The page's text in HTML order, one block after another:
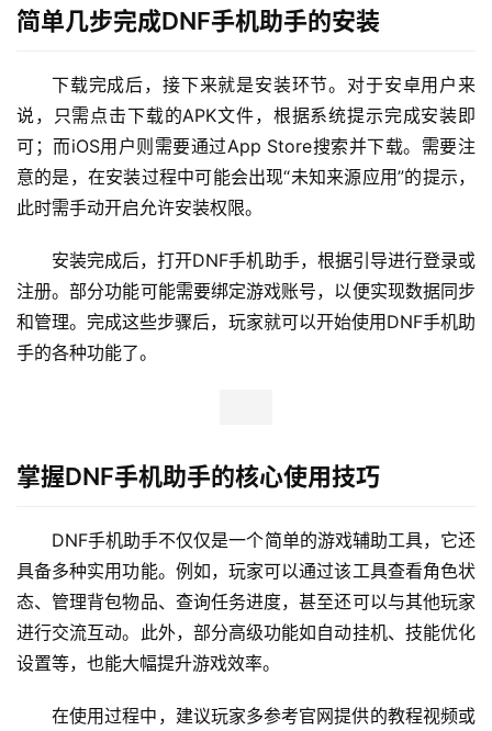
简单几步完成DNF手机助手的安装
下载完成后，接下来就是安装环节。对于安卓用户来
说，只需点击下载的APK文件，根据系统提示完成安装即
可；而iOS用户则需要通过App Store搜索并下载。需要注
意的是，在安装过程中可能会出现“未知来源应用”的提示，
此时需手动开启允许安装权限。
安装完成后，打开DNF手机助手，根据引导进行登录或
注册。部分功能可能需要绑定游戏账号，以便实现数据同步
和管理。完成这些步骤后，玩家就可以开始使用DNF手机助
手的各种功能了。
掌握DNF手机助手的核心使用技巧
DNF手机助手不仅仅是一个简单的游戏辅助工具，它还
具备多种实用功能。例如，玩家可以通过该工具查看角色状
态、管理背包物品、查询任务进度，甚至还可以与其他玩家
进行交流互动。此外，部分高级功能如自动挂机、技能优化
设置等，也能大幅提升游戏效率。
在使用过程中，建议玩家多参考官网提供的教程视频或